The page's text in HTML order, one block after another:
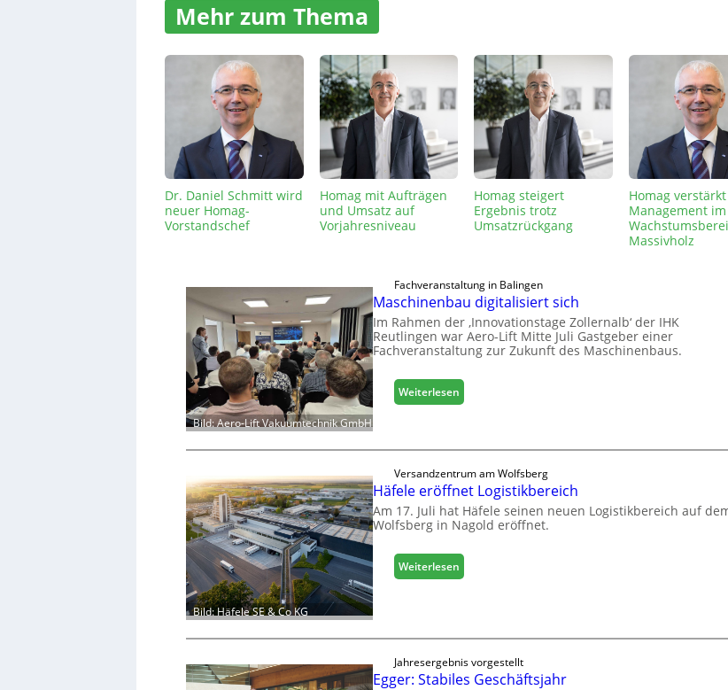
Mehr zum Thema
Dr. Daniel Schmitt wird
neuer Homag-
Vorstandschef
Homag mit Aufträgen
und Umsatz auf
Vorjahresniveau
Homag steigert
Ergebnis trotz
Umsatzrückgang
Homag verstärkt
Management im
Massivholz
Bild: Aero-Lift Vakuumtechnik GmbH
Fachveranstaltung in Balingen
Maschinenbau digitalisiert sich
Im Rahmen der ‚Innovationstage Zollernalb‘ der IHK
Reutlingen war Aero-Lift Mitte Juli Gastgeber einer
Fachveranstaltung zur Zukunft des Maschinenbaus.
Weiterlesen:
M
h
i
n
e
b
a
g
i
t
Bild: Häfele SE & Co KG
Versandzentrum am Wolfsberg
Häfele eröffnet Logistikbereich
Am 17. Juli hat Häfele seinen neuen Logistikbereich auf
Wolfsberg in Nagold eröffnet.
Weiterlesen:
H
e
e
Jahresergebnis vorgestellt
Egger: Stabiles Geschäftsjahr